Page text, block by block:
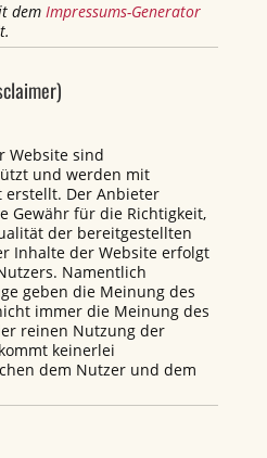
dem Impressums-Generator
Website sind
und werden mit
erstellt. Der Anbieter
Gewähr für die Richtigkeit,
der bereitgestellten
Inhalte der Website erfolgt
Namentlich
geben die Meinung des
immer die Meinung des
reinen Nutzung der
keinerlei
dem Nutzer und dem